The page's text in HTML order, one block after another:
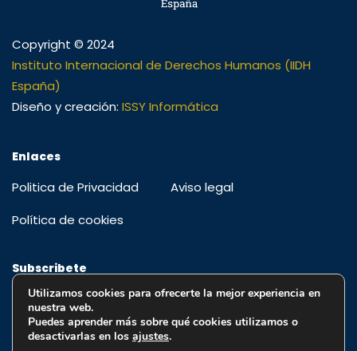
Copyright © 2024
Instituto Internacional de Derechos Humanos (IIDH
España)
Diseño y creación: ISSY Informática
Enlaces
Politica de Privacidad
Aviso legal
Política de cookies
Subscribete
Regístrese para recibir alertas, ofertas especiales y
educación y actualizaciones
Utilizamos cookies para ofrecerte la mejor experiencia en
nuestra web.
Puedes aprender más sobre qué cookies utilizamos o
desactivarlas en los ajustes.